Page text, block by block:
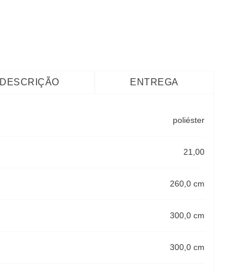
DESCRIÇÃO ENTREGA
poliéster
21,00
260,0 cm
300,0 cm
300,0 cm